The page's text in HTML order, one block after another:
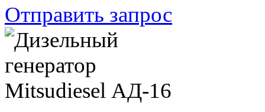
Отправить запрос